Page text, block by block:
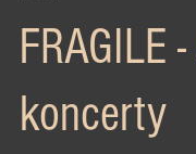
FRAGILE
koncerty